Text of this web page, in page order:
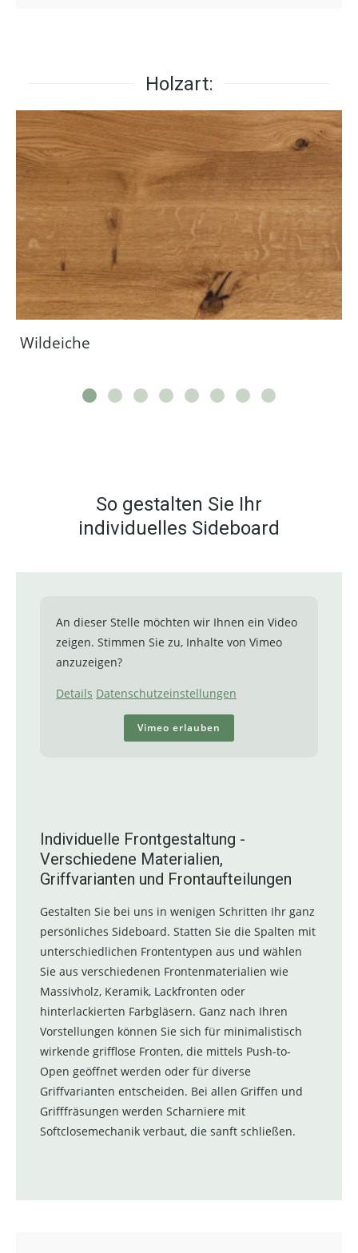
Holzart:
Wildeiche
So gestalten Sie Ihr
individuelles Sideboard
An dieser Stelle möchten wir Ihnen ein Video
zeigen. Stimmen Sie zu, Inhalte von Vimeo
anzuzeigen?
Details Datenschutzeinstellungen
Vimeo erlauben
Individuelle Frontgestaltung -
Verschiedene Materialien,
Griffvarianten und Frontaufteilungen
Gestalten Sie bei uns in wenigen Schritten Ihr ganz
persönliches Sideboard. Statten Sie die Spalten mit
unterschiedlichen Frontentypen aus und wählen
Sie aus verschiedenen Frontenmaterialien wie
Massivholz, Keramik, Lackfronten oder
hinterlackierten Farbgläsern. Ganz nach Ihren
Vorstellungen können Sie sich für minimalistisch
wirkende grifflose Fronten, die mittels Push-to-
Open geöffnet werden oder für diverse
Griffvarianten entscheiden. Bei allen Griffen und
Grifffräsungen werden Scharniere mit
Softclosemechanik verbaut, die sanft schließen.